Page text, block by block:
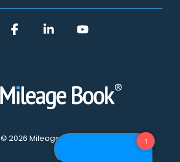
© 2026 Mileage Book A/S
FacebookLinkedin